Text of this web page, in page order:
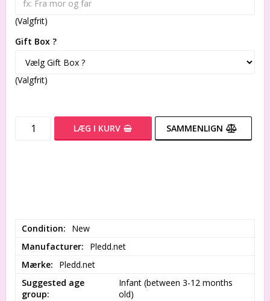
(Valgfrit)
Gift Box ?
(Valgfrit)
LÆG I KURV SAMMENLIGN
Condition
New
Manufacturer
Pledd.net
Mærke
Pledd.net
Suggested age
group
Infant (between 3-12 months
old)